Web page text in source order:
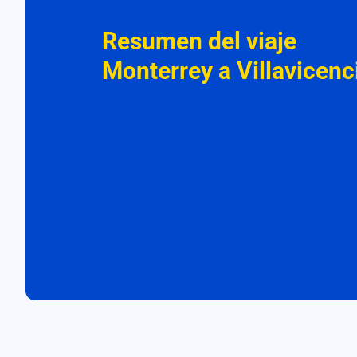
Resumen del viaje
Monterrey a